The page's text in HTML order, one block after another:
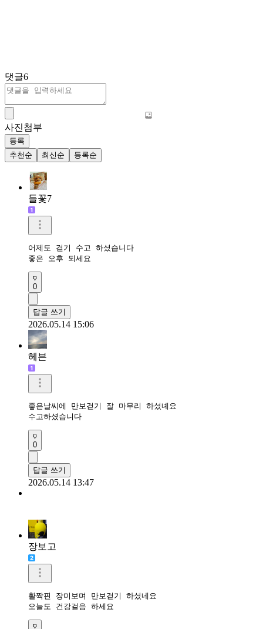
댓글6
사진첨부
등록
추천순
최신순 등록순
들꽃7
어제도 걷기 수고 하셨습니다
좋은 오후 되세요
0
답글 쓰기
2026.05.14 15:06
헤븐
좋은날씨에 만보걷기 잘 마무리 하셨녜요
수고하셨습니다
0
답글 쓰기
2026.05.14 13:47
장보고
활짝핀 장미보며 만보걷기 하셨네요
오늘도 건강걸음 하세요